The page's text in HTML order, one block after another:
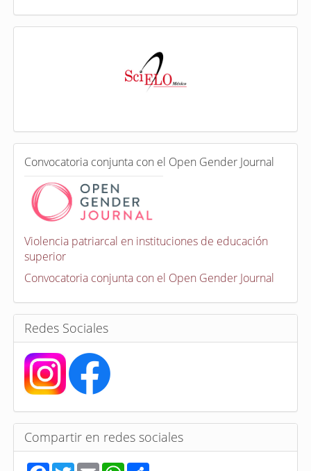
a
e
n
C
o
o
a
t
o
r
a
s
Convocatoria conjunta con el Open Gender Journal
Violencia patriarcal en instituciones de educación
superior
Convocatoria conjunta con el Open Gender Journal
Redes Sociales
Compartir en redes sociales